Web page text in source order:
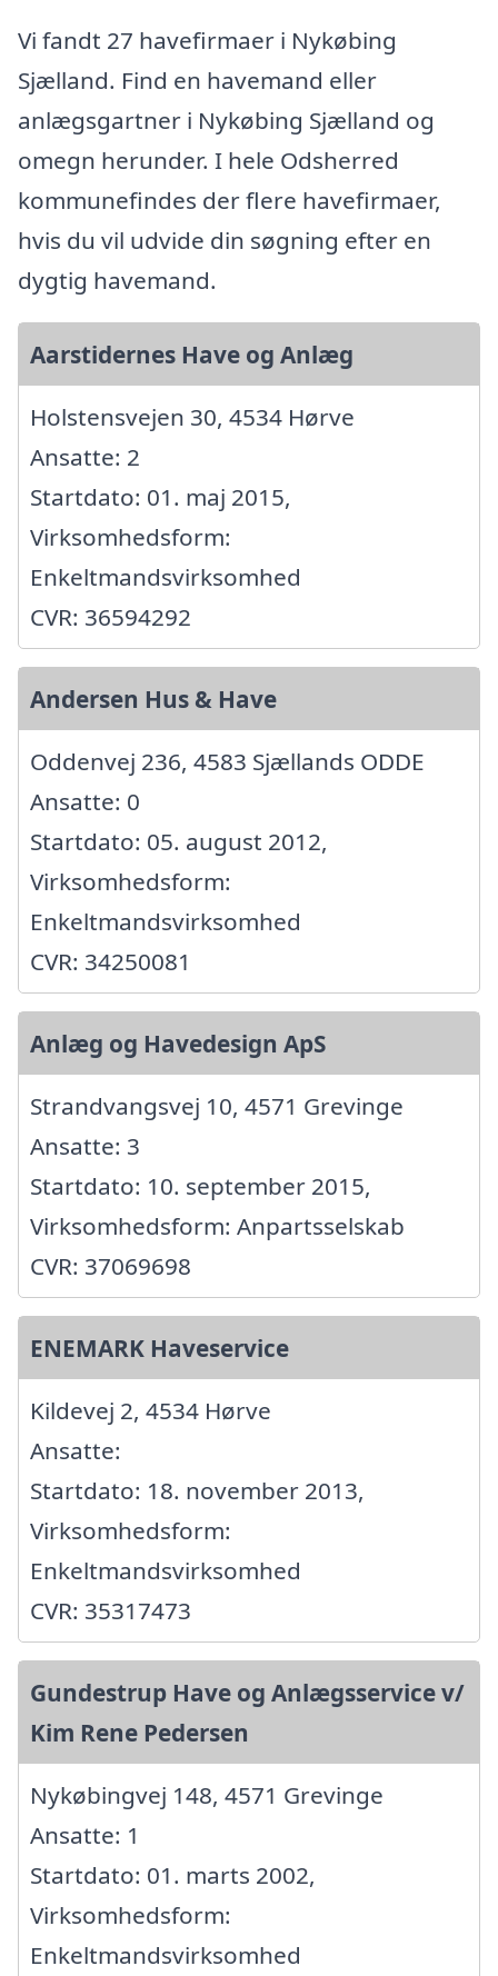
Vi fandt 27 havefirmaer i Nykøbing
Sjælland. Find en havemand eller
anlægsgartner i Nykøbing Sjælland og
omegn herunder. I hele Odsherred
kommunefindes der flere havefirmaer,
hvis du vil udvide din søgning efter en
dygtig havemand.
Aarstidernes Have og Anlæg
Holstensvejen 30, 4534 Hørve
Ansatte: 2
Startdato: 01. maj 2015,
Virksomhedsform:
Enkeltmandsvirksomhed
CVR: 36594292
Andersen Hus & Have
Oddenvej 236, 4583 Sjællands ODDE
Ansatte: 0
Startdato: 05. august 2012,
Virksomhedsform:
Enkeltmandsvirksomhed
CVR: 34250081
Anlæg og Havedesign ApS
Strandvangsvej 10, 4571 Grevinge
Ansatte: 3
Startdato: 10. september 2015,
Virksomhedsform: Anpartsselskab
CVR: 37069698
ENEMARK Haveservice
Kildevej 2, 4534 Hørve
Ansatte:
Startdato: 18. november 2013,
Virksomhedsform:
Enkeltmandsvirksomhed
CVR: 35317473
Gundestrup Have og Anlægsservice v/
Kim Rene Pedersen
Nykøbingvej 148, 4571 Grevinge
Ansatte: 1
Startdato: 01. marts 2002,
Virksomhedsform:
Enkeltmandsvirksomhed